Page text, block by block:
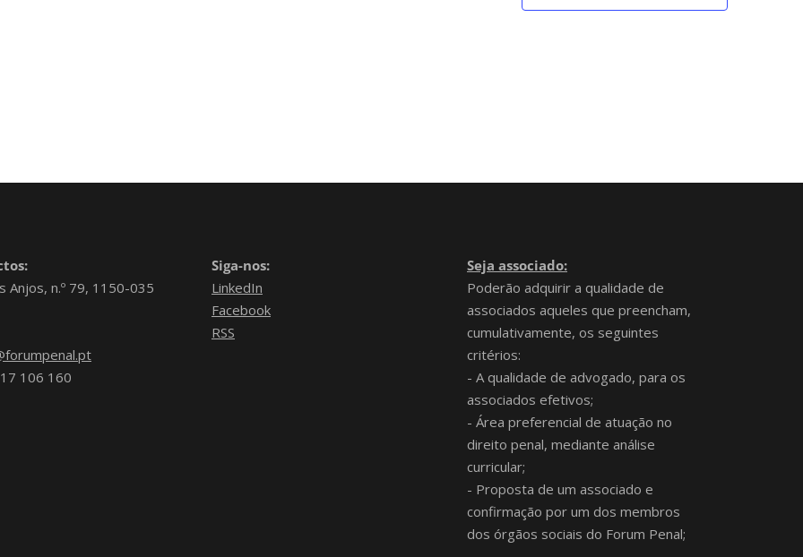
Anjos, n.º 79, 1150-035
106 160
Siga-nos:
LinkedIn
Facebook
RSS
Seja associado:
Poderão adquirir a qualidade de
associados aqueles que preencham,
cumulativamente, os seguintes
critérios:
- A qualidade de advogado, para os
associados efetivos;
- Área preferencial de atuação no
direito penal, mediante análise
curricular;
- Proposta de um associado e
confirmação por um dos membros
dos órgãos sociais do Forum Penal;